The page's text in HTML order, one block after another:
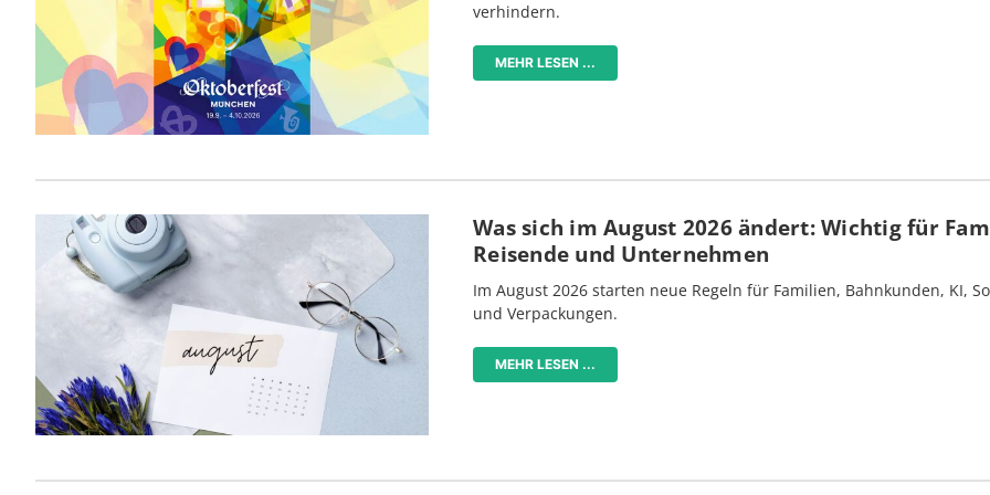
verhindern.
MEHR LESEN ...
Was sich im August 2026 ändert: Wichtig für
Reisende und Unternehmen
Im August 2026 starten neue Regeln für Familien, Bahnkunden, KI,
und Verpackungen.
MEHR LESEN ...